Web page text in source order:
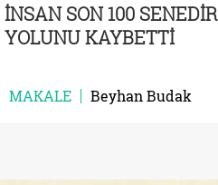
İNSAN SON 100 SENEDİR
YOLUNU KAYBETTİ
MAKALE Beyhan Budak